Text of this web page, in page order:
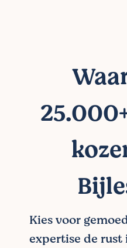
Kies voor
expertise de rust